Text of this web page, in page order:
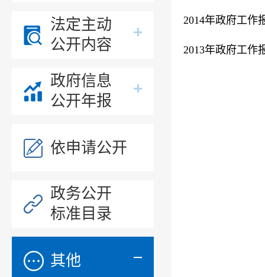
法定主动
公开内容
政府信息
公开年报
依申请公开
政务公开
标准目录
其他
2014年政府工作
2013年政府工作